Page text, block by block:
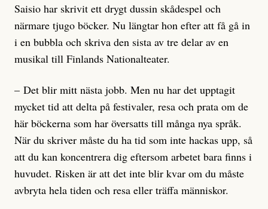
Saisio har skrivit ett drygt dussin skådespel och
närmare tjugo böcker. Nu längtar hon efter att få gå in
i en bubbla och skriva den sista av tre delar av en
musikal till Finlands Nationalteater.
– Det blir mitt nästa jobb. Men nu har det upptagit
mycket tid att delta på festivaler, resa och prata om de
här böckerna som har översatts till många nya språk.
När du skriver måste du ha tid som inte hackas upp, så
att du kan koncentrera dig eftersom arbetet bara finns i
huvudet. Risken är att det inte blir kvar om du måste
avbryta hela tiden och resa eller träffa människor.